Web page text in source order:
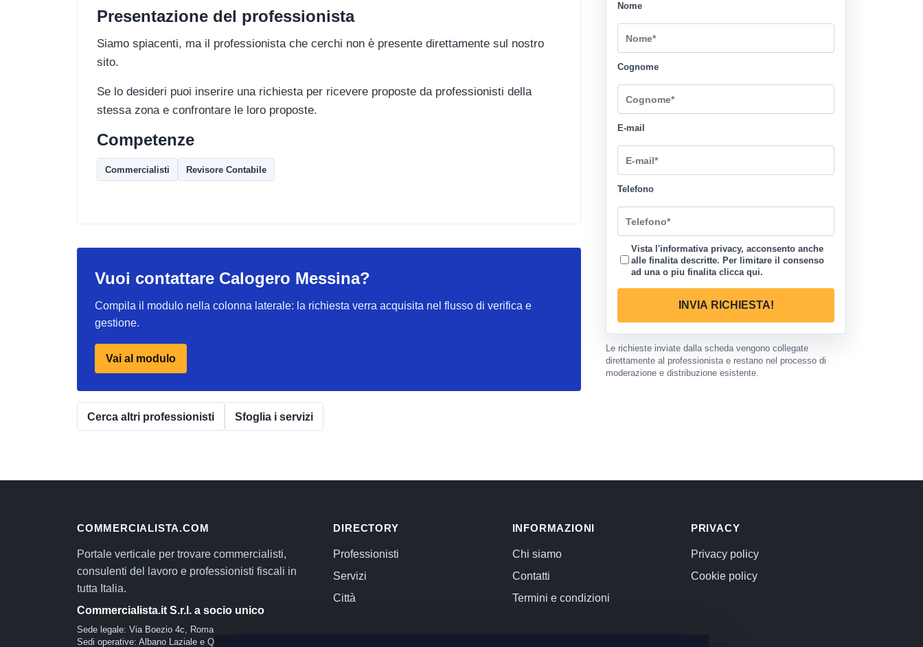
Presentazione del professionista
Siamo spiacenti, ma il professionista che cerchi non è presente direttamente sul nostro
sito.
Se lo desideri puoi inserire una richiesta per ricevere proposte da professionisti della
stessa zona e confrontare le loro proposte.
Competenze
Commercialisti Revisore Contabile
Vuoi contattare Calogero Messina?
Compila il modulo nella colonna laterale: la richiesta verra acquisita nel flusso di verifica e
gestione.
Vai al modulo
Cerca altri professionisti Sfoglia i servizi
Nome
Cognome
E-mail
Telefono
Vista l'informativa privacy, acconsento anche
alle finalita descritte. Per limitare il consenso
ad una o piu finalita clicca qui.
INVIA RICHIESTA!
Le richieste inviate dalla scheda vengono collegate
direttamente al professionista e restano nel processo di
moderazione e distribuzione esistente.
COMMERCIALISTA.COM
Portale verticale per trovare commercialisti,
consulenti del lavoro e professionisti fiscali in
tutta Italia.
Commercialista.it S.r.l. a socio unico
Sede legale: Via Boezio 4c, Roma
Sedi operative: Albano Laziale e Quartu Sant'Elena
DIRECTORY
Professionisti
Servizi
Città
INFORMAZIONI
Chi siamo
Contatti
Termini e condizioni
PRIVACY
Privacy policy
Cookie policy